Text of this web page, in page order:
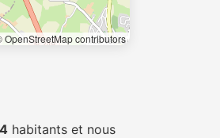
OpenStreetMap contributors
habitants et nous